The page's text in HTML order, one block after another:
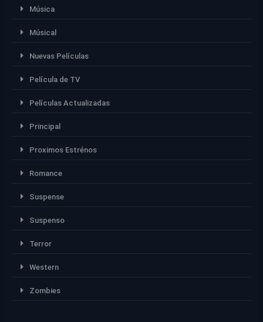
Música
Músical
Nuevas Películas
Película de TV
Películas Actualizadas
Principal
Proximos Estrénos
Romance
Suspense
Suspenso
Terror
Western
Zombies